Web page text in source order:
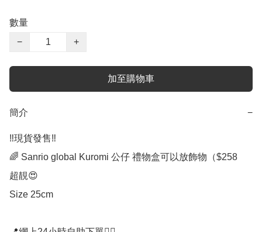
數量
−
+
加至購物車
簡介 −
‼️現貨發售‼️
🌈 Sanrio global Kuromi 公仔 禮物盒可以放飾物（$258
超靚😍
Size 25cm